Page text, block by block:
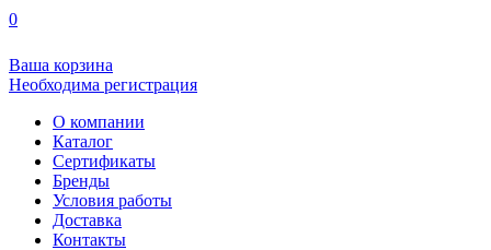
0
Ваша корзина
Необходима регистрация
О компании
Каталог
Сертификаты
Бренды
Условия работы
Доставка
Контакты